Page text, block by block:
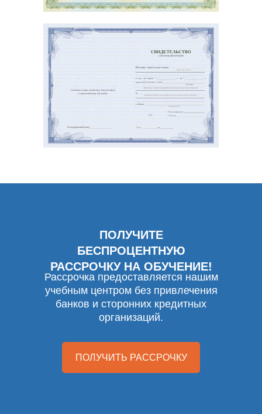
ПОЛУЧИТЕ
БЕСПРОЦЕНТНУЮ
РАССРОЧКУ НА ОБУЧЕНИЕ!
ПОЛУЧИТЬ РАССРОЧКУ
Рассрочка предоставляется нашим
учебным центром без привлечения
банков и сторонних кредитных
организаций.